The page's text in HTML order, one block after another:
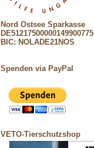
Nord Ostsee Sparkasse
DE51217500000149900775
BIC: NOLADE21NOS
Spenden via PayPal
VETO-Tierschutzshop